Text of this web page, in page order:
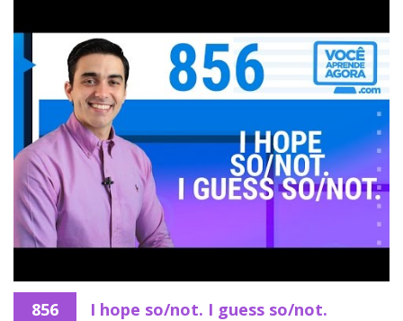
856 I hope so/not. I guess so/not.